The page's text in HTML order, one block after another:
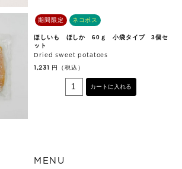
期間限定 ネコポス
ほしいも ほしか 60ｇ 小袋タイプ 3個セ
ット
Dried sweet potatoes
1,231 円（税込）
カートに入れる
MENU